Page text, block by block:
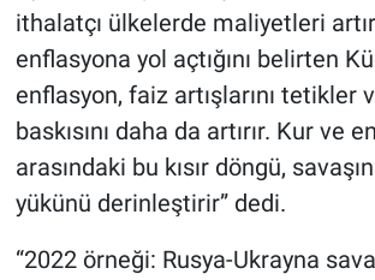
ithalatçı ülkelerde maliyetleri
enflasyona yol açtığını belirten
enflasyon, faiz artışlarını tetikler
baskısını daha da artırır. Kur ve
arasındaki bu kısır döngü,
yükünü derinleştirir” dedi.
“2022 örneği: Rusya-Ukrayna